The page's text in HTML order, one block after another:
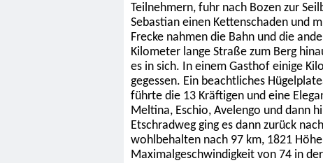
Teilnehmern, fuhr nach Bozen zur
Sebastian einen Kettenschaden und
Frecke nahmen die Bahn und die
Kilometer lange Straße zum Berg
es in sich. In einem Gasthof einige
gegessen. Ein beachtliches
führte die 13 Kräftigen und eine
Meltina, Eschio, Avelengo und dann
Etschradweg ging es dann zurück
wohlbehalten nach 97 km, 1821
Maximalgeschwindigkeit von 74 in